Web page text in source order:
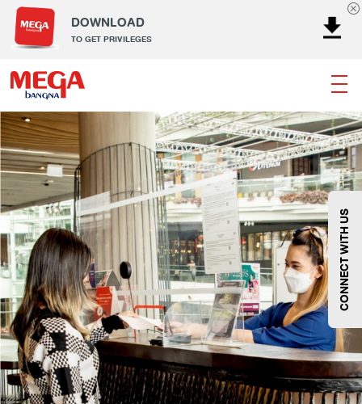
DOWNLOAD
TO GET PRIVILEGES
ธนาคาร ร้านอาหาร เอ็นเตอร์เทนเม้นท์
แฟชั่น
เครื่องประดับ
การตกแต่งบ้าน แม่และเด็ก
ไลฟ์สไตล์
บริการ
เมกา สมาร์ท คิดส์ กีฬา
ซูเปอร์มาร์เก็ต
แกดเจ็ตและเทคโนโลยี
สุขภาพและความงาม
แฟชั่น@Megabangna
CONNECT WITH US